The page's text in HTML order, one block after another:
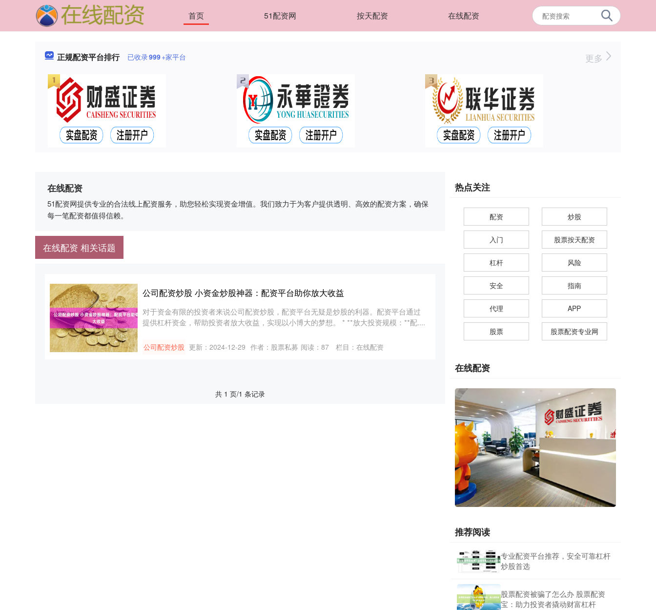
首页 51配资网 按天配资 在线配资
正规配资平台排行 已收录999+家平台 更多
在线配资
51配资网提供专业的合法线上配资服务，助您轻松实现资金增值。我们致力于为客户提供透明、高效的配资方案，确保
每一笔配资都值得信赖。
在线配资 相关话题
公司配资炒股 小资金炒股神器：配资平台助你放大收益
对于资金有限的投资者来说公司配资炒股，配资平台无疑是炒股的利器。配资平台通过
提供杠杆资金，帮助投资者放大收益，实现以小博大的梦想。 * **放大投资规模：**配....
公司配资炒股 更新：2024-12-29 作者：股票私募 阅读： 87 栏目： 在线配资
共 1 页/1 条记录
热点关注
配资 炒股
入门 股票按天配资
杠杆 风险
安全 指南
代理 APP
股票 股票配资专业网
在线配资
推荐阅读
专业配资平台推荐，安全可靠杠杆
炒股首选
股票配资被骗了怎么办 股票配资
宝：助力投资者撬动财富杠杆